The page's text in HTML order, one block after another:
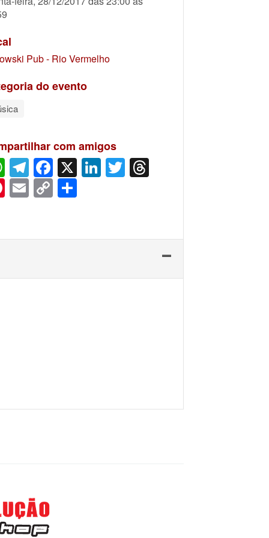
Pub - Rio Vermelho
do evento
com amigos
WhatsApp
Telegram
Facebook
X LinkedIn
Twitter
Pinterest
Email
Copy
Link